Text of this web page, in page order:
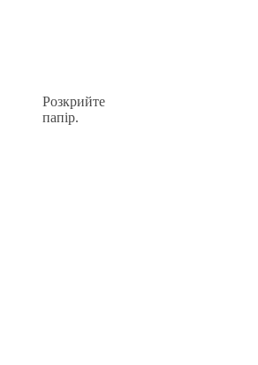
Розкрийте
папір.